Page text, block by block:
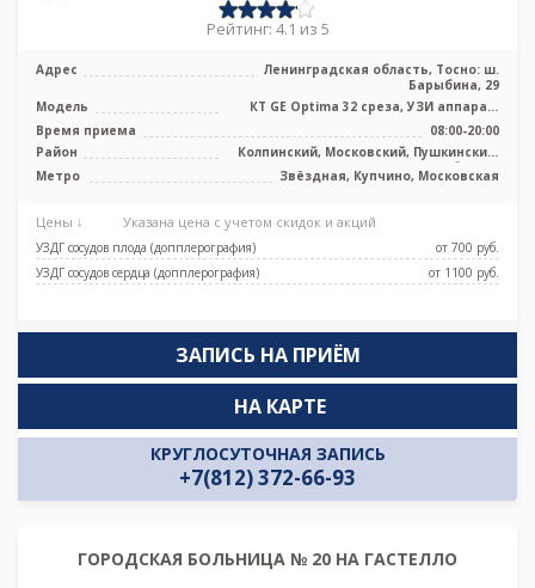
Рейтинг: 4.1 из 5
Адрес
Ленинградская область, Тосно: ш.
Барыбина, 29
Модель
КТ GE Optima 32 среза, УЗИ аппарат,
рентген аппарат
Время приема
08:00-20:00
Район
Колпинский, Московский, Пушкинский,
Лен. область
Метро Звёздная, Купчино, Московская
Цены ↓ Указана цена с учетом скидок и акций
УЗДГ сосудов плода (допплерография)
от 700 pуб.
УЗДГ сосудов сердца (допплерография)
от 1100 pуб.
ЗАПИСЬ НА ПРИЁМ
КРУГЛОСУТОЧНАЯ ЗАПИСЬ
+7(812) 372-66-93
НА КАРТЕ
ГОРОДСКАЯ БОЛЬНИЦА № 20 НА ГАСТЕЛЛО